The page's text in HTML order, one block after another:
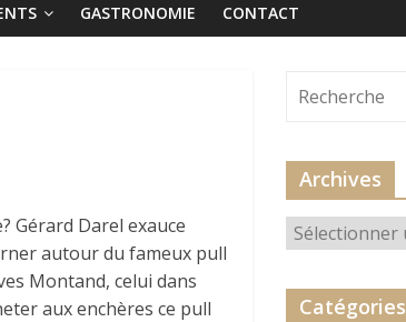
GASTRONOMIE CONTACT
Gérard Darel exauce
autour du fameux pull
Montand, celui dans
aux enchères ce pull
Archives
Archives
Catégories